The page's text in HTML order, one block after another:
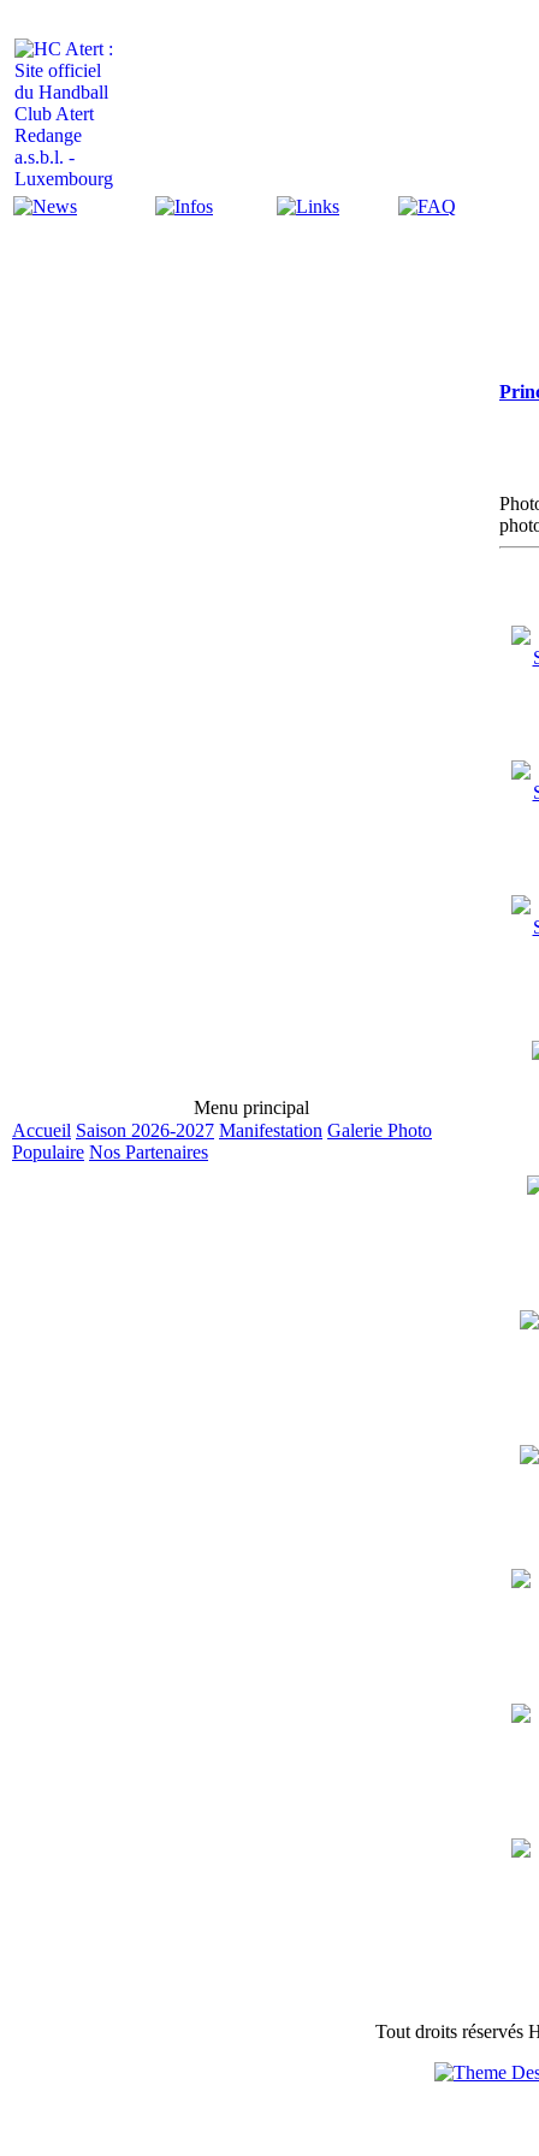
Menu principal
Accueil Saison 2026-2027 Manifestation Galerie Photo
Populaire Nos Partenaires
Tout droits réservés